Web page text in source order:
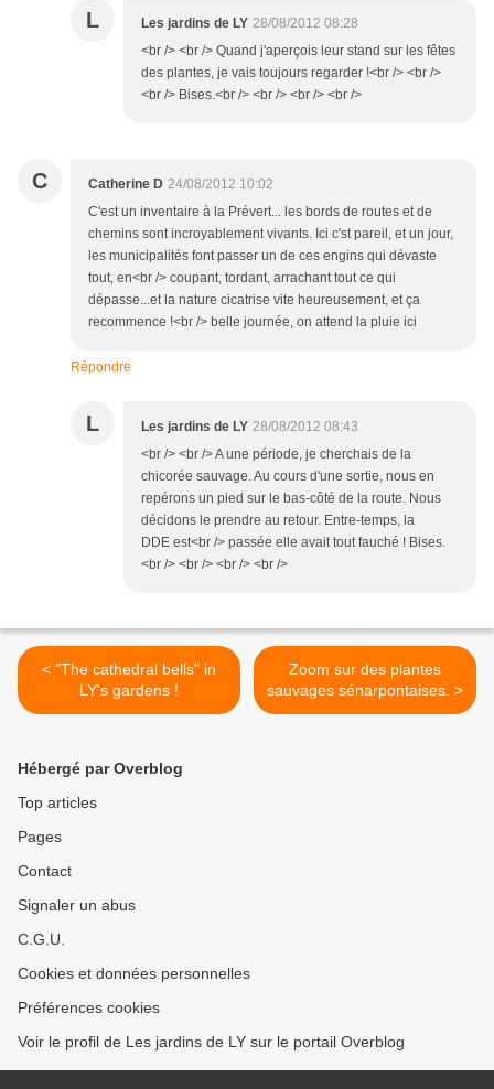
L Les jardins de LY 28/08/2012 08:28
<br /> <br /> Quand j'aperçois leur stand sur les fêtes
des plantes, je vais toujours regarder !<br /> <br />
<br /> Bises.<br /> <br /> <br /> <br />
C Catherine D 24/08/2012 10:02
C'est un inventaire à la Prévert... les bords de routes et de
chemins sont incroyablement vivants. Ici c'st pareil, et un jour,
les municipalités font passer un de ces engins qui dévaste
tout, en<br /> coupant, tordant, arrachant tout ce qui
dépasse...et la nature cicatrise vite heureusement, et ça
recommence !<br /> belle journée, on attend la pluie ici
Répondre
L Les jardins de LY 28/08/2012 08:43
<br /> <br /> A une période, je cherchais de la
chicorée sauvage. Au cours d'une sortie, nous en
repérons un pied sur le bas-côté de la route. Nous
décidons le prendre au retour. Entre-temps, la
DDE est<br /> passée elle avait tout fauché ! Bises.
<br /> <br /> <br /> <br />
< "The cathedral bells" in
LY's gardens !
Zoom sur des plantes
sauvages sénarpontaises. >
Hébergé par Overblog
Top articles
Pages
Contact
Signaler un abus
C.G.U.
Cookies et données personnelles
Préférences cookies
Voir le profil de Les jardins de LY sur le portail Overblog